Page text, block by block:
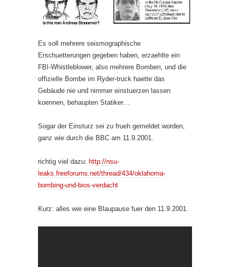
Es soll mehrere seismographische
Erschuetterungen gegeben haben, erzaehlte ein
FBI-Whistleblower, also mehrere Bomben, und die
offizielle Bombe im Ryder-truck haette das
Gebäude nie und nimmer einstuerzen lassen
koennen, behaupten Statiker…
Sogar der Einsturz sei zu frueh gemeldet worden,
ganz wie durch die BBC am 11.9.2001.
richtig viel dazu: http://nsu-
leaks.freeforums.net/thread/434/oklahoma-
bombing-und-bios-verdacht
Kurz: alles wie eine Blaupause fuer den 11.9.2001.